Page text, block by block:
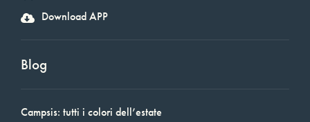
Download APP
Blog
Campsis: tutti i colori dell’estate